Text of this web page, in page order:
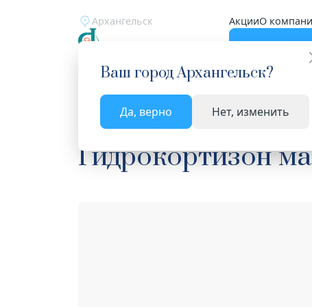
Архангельск АкцииО
Ваш городАрхангельск?
Да, верно Нет, изменить
Главная Каталог Лекарства и БАД
Гидрокортизон